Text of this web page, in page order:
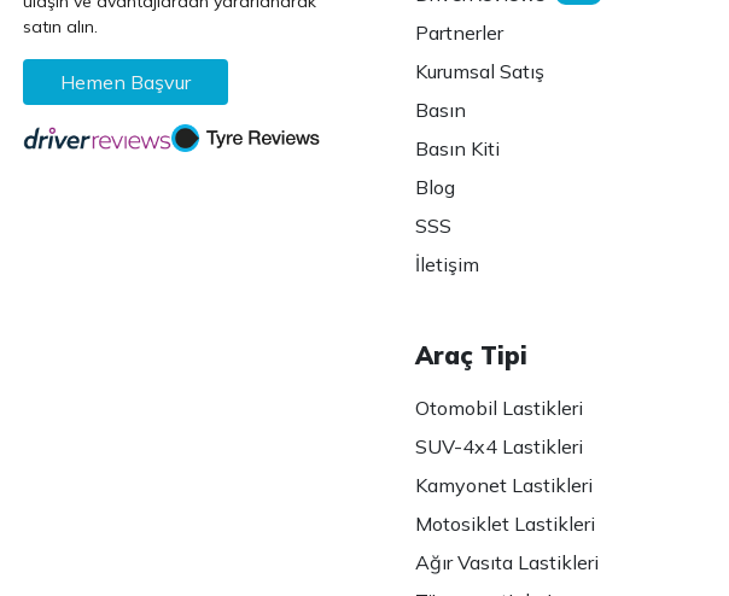
satın alın.
Hemen Başvur
Partnerler
Kurumsal Satış
Basın
Basın Kiti
Blog
SSS
İletişim
Araç Tipi
Otomobil Lastikleri
SUV-4x4 Lastikleri
Kamyonet Lastikleri
Motosiklet Lastikleri
Ağır Vasıta Lastikleri